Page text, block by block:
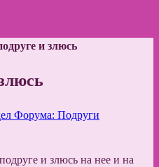
и злюсь
Форума: Подруги
и злюсь на нее и на